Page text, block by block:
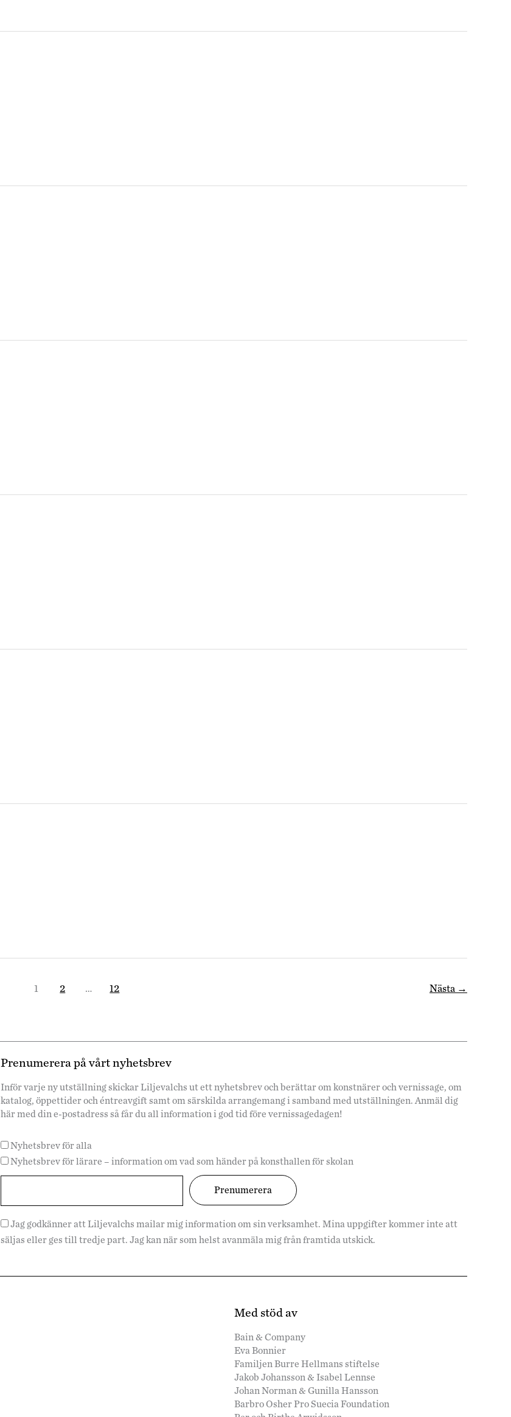
1 2 … 12 Nästa →
Prenumerera på vårt nyhetsbrev
Inför varje ny utställning skickar Liljevalchs ut ett nyhetsbrev och berättar om konstnärer och vernissage, om
katalog, öppettider och éntreavgift samt om särskilda arrangemang i samband med utställningen. Anmäl dig
här med din e-postadress så får du all information i god tid före vernissagedagen!
Nyhetsbrev för alla
Nyhetsbrev för lärare – information om vad som händer på konsthallen för skolan
Jag godkänner att Liljevalchs mailar mig information om sin verksamhet. Mina uppgifter kommer inte att
säljas eller ges till tredje part. Jag kan när som helst avanmäla mig från framtida utskick.
Med stöd av
Bain & Company
Eva Bonnier
Familjen Burre Hellmans stiftelse
Jakob Johansson & Isabel Lennse
Johan Norman & Gunilla Hansson
Barbro Osher Pro Suecia Foundation